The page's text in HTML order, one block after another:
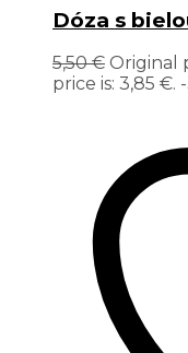
Dóza s
5,50€ Original
price is: 3,85 €.